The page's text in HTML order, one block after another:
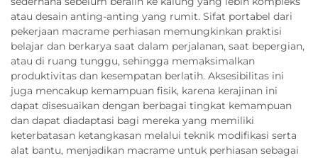
atau desain anting-anting yang rumit. Sifat portabel dari
pekerjaan macrame perhiasan memungkinkan praktisi
belajar dan berkarya saat dalam perjalanan, saat bepergian,
atau di ruang tunggu, sehingga memaksimalkan
produktivitas dan kesempatan berlatih. Aksesibilitas ini
juga mencakup kemampuan fisik, karena kerajinan ini
dapat disesuaikan dengan berbagai tingkat kemampuan
dan dapat diadaptasi bagi mereka yang memiliki
keterbatasan ketangkasan melalui teknik modifikasi serta
alat bantu, menjadikan macrame untuk perhiasan sebagai